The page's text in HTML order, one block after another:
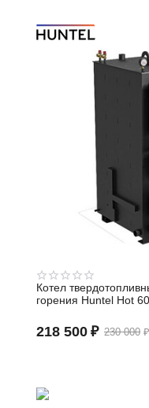
Котел
горения Huntel Hot 60
230 000 ₽
218 500 ₽